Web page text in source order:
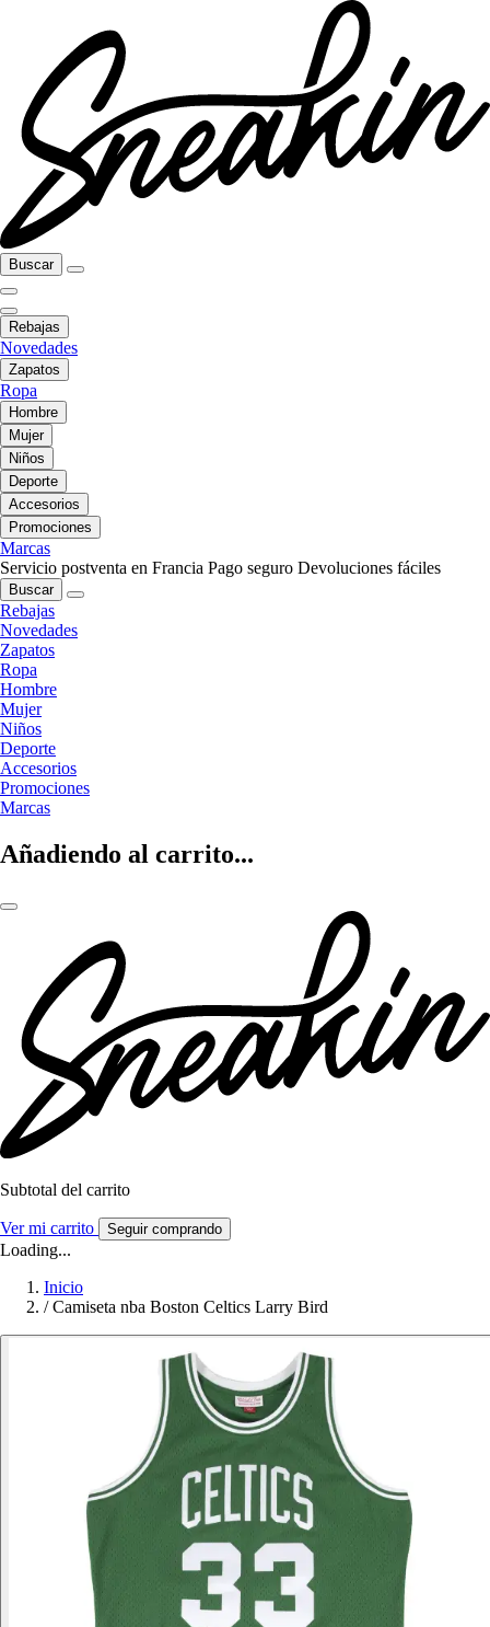
Buscar
Rebajas
Novedades
Zapatos
Ropa
Hombre
Mujer
Niños
Deporte
Accesorios
Promociones
Marcas
Servicio postventa en Francia Pago seguro Devoluciones fáciles
Buscar
Rebajas
Novedades
Zapatos
Ropa
Hombre
Mujer
Niños
Deporte
Accesorios
Promociones
Marcas
Añadiendo al carrito...
Subtotal del carrito
Ver mi carrito Seguir comprando
Loading...
Inicio
/ Camiseta nba Boston Celtics Larry Bird